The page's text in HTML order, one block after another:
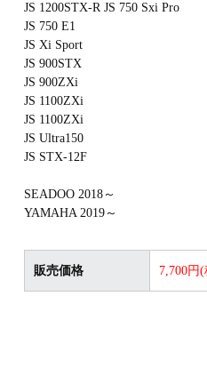
JS 1200STX-R JS 750 Sxi Pro
JS 750 E1
JS Xi Sport
JS 900STX
JS 900ZXi
JS 1100ZXi
JS 1100ZXi
JS Ultra150
JS STX-12F
SEADOO 2018～
YAMAHA 2019～
販売価格 7,700円